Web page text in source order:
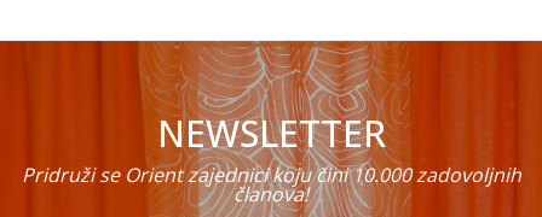
NEWSLETTER
Pridruži se Orient zajednici koju čini 10.000 zadovoljnih
članova!